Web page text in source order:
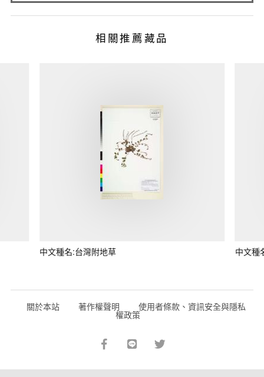
相關推薦藏品
中文種名:台灣附地草 中文種
關於本站 著作權聲明 使用者條款、資訊安全與隱私
權政策